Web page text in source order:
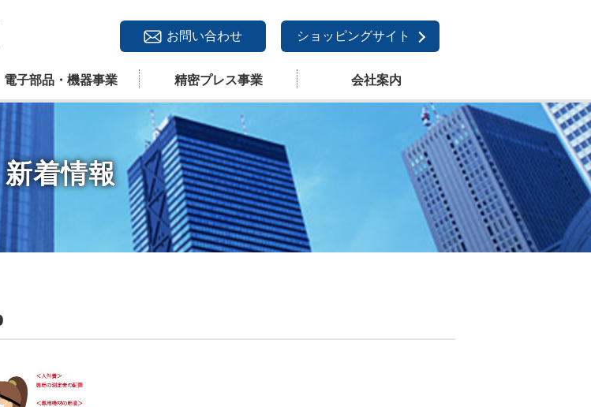
ショッピングサイト
お問い合わせ
電子部品・機器事業 精密プレス事業 会社案内
新着情報